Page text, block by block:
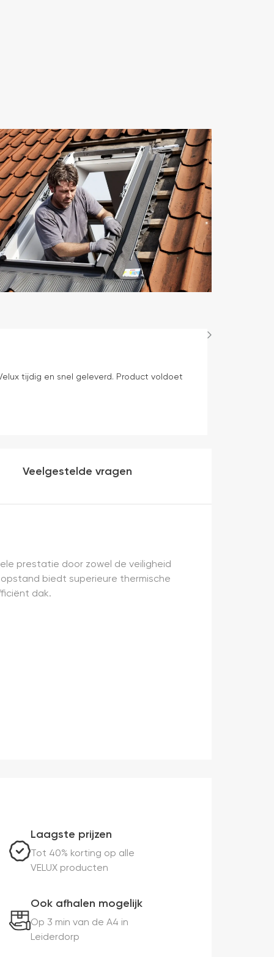
tijdig en snel geleverd. Product voldoet
Veelgestelde vragen
prestatie door zowel de veiligheid
biedt superieure thermische
dak.
Laagste prijzen
Tot 40% korting op alle
VELUX producten
Ook afhalen mogelijk
Op 3 min van de A4 in
Leiderdorp